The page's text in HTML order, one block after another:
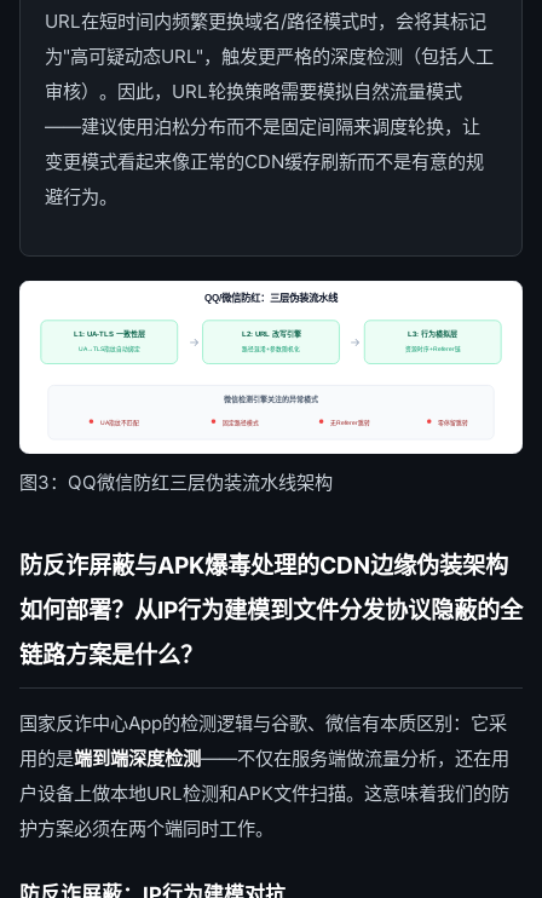
URL在短时间内频繁更换域名/路径模式时，会将其标记
为"高可疑动态URL"，触发更严格的深度检测（包括人工
审核）。因此，URL轮换策略需要模拟自然流量模式
——建议使用泊松分布而不是固定间隔来调度轮换，让
变更模式看起来像正常的CDN缓存刷新而不是有意的规
避行为。
QQ/微信防红：三层伪装流水线
L1: UA-TLS 一致性层
UA→TLS指纹自动绑定
→
L2: URL 改写引擎
路径混淆+参数随机化
→
L3: 行为模拟层
资源时序+Referer链
微信检测引擎关注的异常模式
UA指纹不匹配 固定路径模式 无Referer跳转 零停留跳转
图3：QQ微信防红三层伪装流水线架构
防反诈屏蔽与APK爆毒处理的CDN边缘伪装架构
如何部署？从IP行为建模到文件分发协议隐蔽的全
链路方案是什么？
国家反诈中心App的检测逻辑与谷歌、微信有本质区别：它采
用的是端到端深度检测——不仅在服务端做流量分析，还在用
户设备上做本地URL检测和APK文件扫描。这意味着我们的防
护方案必须在两个端同时工作。